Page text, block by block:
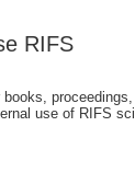
RIFS
use of RIFS